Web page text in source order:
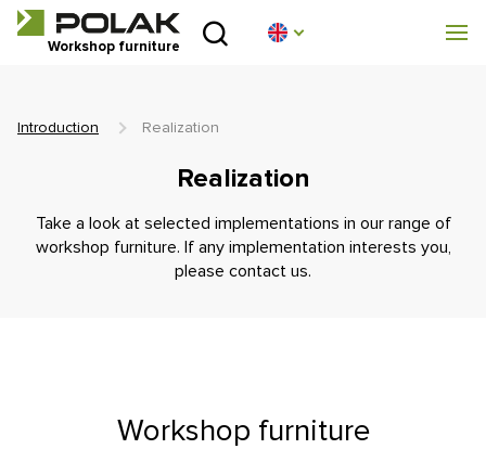
Workshop furniture
Introduction
Blog
Sales network
Introduction Realization
Realization
Take a look at selected implementations in our range of
workshop furniture. If any implementation interests you,
please contact us.
Workshop furniture